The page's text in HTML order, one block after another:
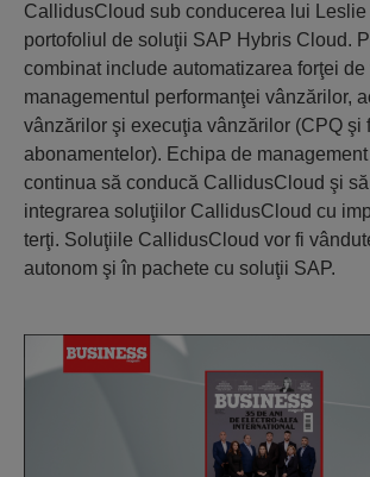
CallidusCloud sub conducerea lui Leslie
portofoliul de soluţii SAP Hybris Cloud.
combinat include automatizarea forţei de
managementul performanţei vânzărilor,
vânzărilor şi execuţia vânzărilor (CPQ şi
abonamentelor). Echipa de
continua să conducă CallidusCloud şi
integrarea soluţiilor CallidusCloud cu
terţi. Soluţiile CallidusCloud vor fi
autonom şi în pachete cu soluţii SAP.